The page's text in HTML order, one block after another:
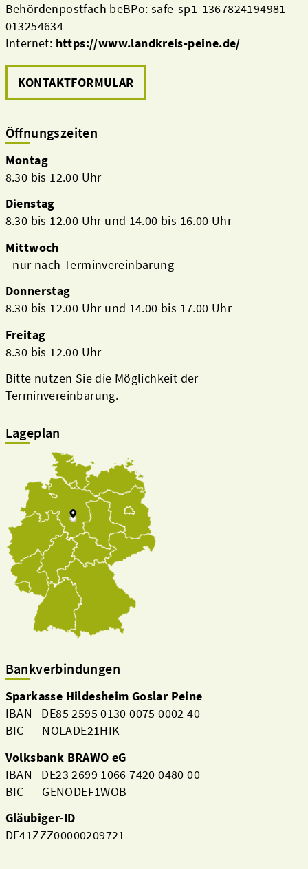
Behördenpostfach beBPo: safe-sp1-1367824194981-
013254634
Internet: https://www.landkreis-peine.de/
KONTAKTFORMULAR
Öffnungszeiten
Montag
8.30 bis 12.00 Uhr
Dienstag
8.30 bis 12.00 Uhr und 14.00 bis 16.00 Uhr
Mittwoch
- nur nach Terminvereinbarung
Donnerstag
8.30 bis 12.00 Uhr und 14.00 bis 17.00 Uhr
Freitag
8.30 bis 12.00 Uhr
Bitte nutzen Sie die Möglichkeit der
Terminvereinbarung.
Lageplan
Bankverbindungen
Sparkasse Hildesheim Goslar Peine
IBAN DE85 2595 0130 0075 0002 40
BIC NOLADE21HIK
Volksbank BRAWO eG
IBAN DE23 2699 1066 7420 0480 00
BIC GENODEF1WOB
Gläubiger-ID
DE41ZZZ00000209721